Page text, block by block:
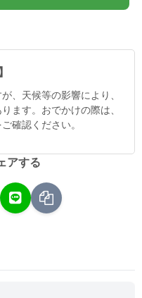
、天候等の影響により、
ます。おでかけの際は、
確認ください。
アする